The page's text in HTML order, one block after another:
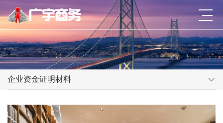
企业资金证明材料